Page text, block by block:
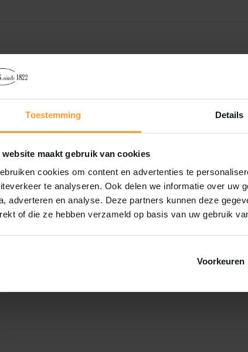
Toestemming Details
website maakt gebruik van cookies
cookies om content en advertenties te
te analyseren. Ook delen we informatie over uw
adverteren en analyse. Deze partners kunnen deze
of die ze hebben verzameld op basis van uw gebruik
Voorkeuren
over dit product..